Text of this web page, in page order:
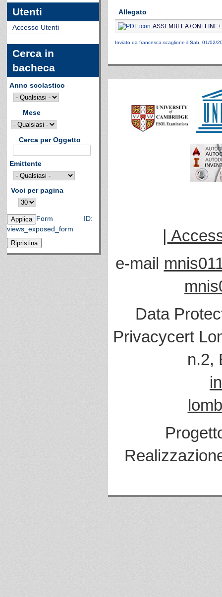
Utenti
Accesso Utenti
Cerca in
bacheca
Anno scolastico
Mese
Cerca per Oggetto
Emittente
Voci per pagina
Form ID:
views_exposed_form
Allegato
Inviato da francesca.scaglione il Sab, 01/02/
|
e-mail
Data
Privacycert
n.2,